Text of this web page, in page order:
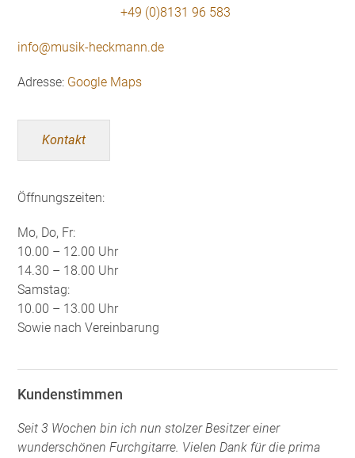
+49 (0)8131 96 583
info@musik-heckmann.de
Adresse: Google Maps
Kontakt
Öffnungszeiten:
Mo, Do, Fr:
10.00 – 12.00 Uhr
14.30 – 18.00 Uhr
Samstag:
10.00 – 13.00 Uhr
Sowie nach Vereinbarung
Kundenstimmen
Seit 3 Wochen bin ich nun stolzer Besitzer einer
wunderschönen Furchgitarre. Vielen Dank für die prima